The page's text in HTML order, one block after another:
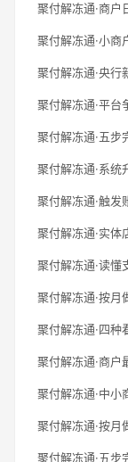
聚付解冻通·商户
聚付解冻通·小商
聚付解冻通·央行
聚付解冻通·平台
聚付解冻通·五步
聚付解冻通·系统
聚付解冻通·触发
聚付解冻通·实体
聚付解冻通·读懂
聚付解冻通·按月
聚付解冻通·四种
聚付解冻通·商户
聚付解冻通·中小
聚付解冻通·按月
聚付解冻通·五步